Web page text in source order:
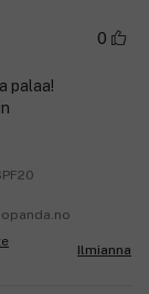
0
palaa!
Ilmianna